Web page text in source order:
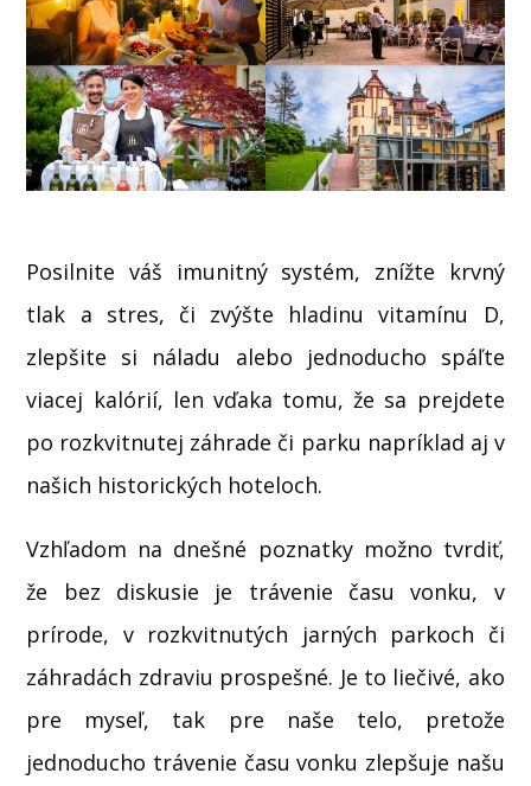
Posilnite váš imunitný systém, znížte krvný
tlak a stres, či zvýšte hladinu vitamínu D,
zlepšite si náladu alebo jednoducho spáľte
viacej kalórií, len vďaka tomu, že sa prejdete
po rozkvitnutej záhrade či parku napríklad aj v
našich historických hoteloch.
Vzhľadom na dnešné poznatky možno tvrdiť,
že bez diskusie je trávenie času vonku, v
prírode, v rozkvitnutých jarných parkoch či
záhradách zdraviu prospešné. Je to liečivé, ako
pre myseľ, tak pre naše telo, pretože
jednoducho trávenie času vonku zlepšuje našu